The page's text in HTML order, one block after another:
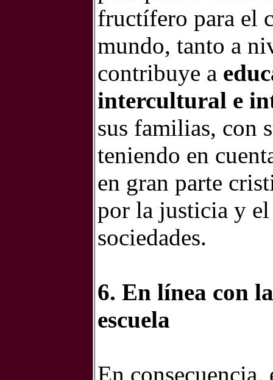
fructífero para el
mundo, tanto a
contribuye a
intercultural e
sus familias, con
teniendo en
en gran parte
por la justicia y el
sociedades.
6. En línea con
escuela
En consecuencia,